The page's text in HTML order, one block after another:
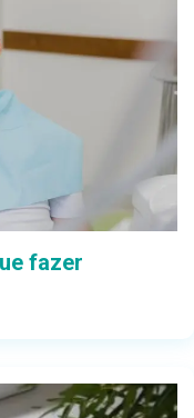
fazer